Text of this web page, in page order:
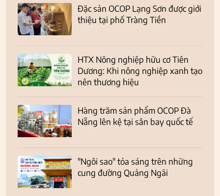
Đặc sản OCOP Lạng Sơn được giới
thiệu tại phố Tràng Tiền
HTX Nông nghiệp hữu cơ Tiên
Dương: Khi nông nghiệp xanh tạo
nên thương hiệu
Hàng trăm sản phẩm OCOP Đà
Nẵng lên kệ tại sân bay quốc tế
"Ngôi sao" tỏa sáng trên những
cung đường Quảng Ngãi